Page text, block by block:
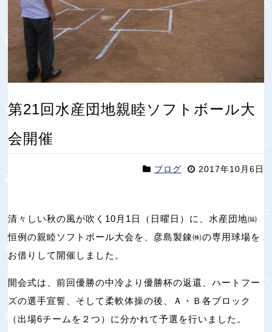
第21回水産団地親睦ソフトボール大
会開催
2017年10月6日
ブログ
清々しい秋の風が吹く10月1日（日曜日）に、水産団地㈿
恒例の親睦ソフトボール大会を、彦島製錬㈱の専用球場を
お借りして開催しました。
開会式は、前回優勝の中冷より優勝杯の返還、ハートフー
ズの選手宣誓、そして柔軟体操の後、Ａ・Ｂ各ブロック
（出場6チームを２つ）に分かれて予選を行いました。